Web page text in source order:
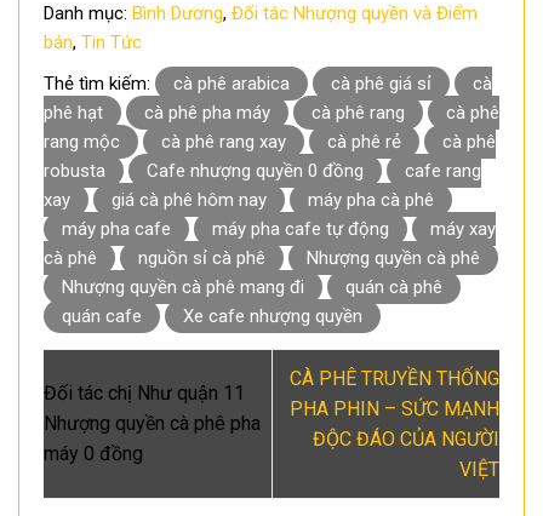
Danh mục: Bình Dương, Đối tác Nhượng quyền và Điểm
bán, Tin Tức
Thẻ tìm kiếm:
cà phê arabica cà phê giá sỉ
cà
phê hạt
cà phê pha máy cà phê rang
cà phê
rang mộc
cà phê rang xay cà phê rẻ
cà phê
robusta
Cafe nhượng quyền 0 đồng
cafe rang
xay
giá cà phê hôm nay
máy pha cà phê
máy pha cafe
máy pha cafe tự động
máy xay
cà phê
nguồn sỉ cà phê
Nhượng quyền cà phê
Nhượng quyền cà phê mang đi
quán cà phê
quán cafe
Xe cafe nhượng quyền
Đối tác chị Như quận 11
Nhượng quyền cà phê pha
máy 0 đồng
CÀ PHÊ TRUYỀN THỐNG
PHA PHIN – SỨC MẠNH
ĐỘC ĐÁO CỦA NGƯỜI
VIỆT